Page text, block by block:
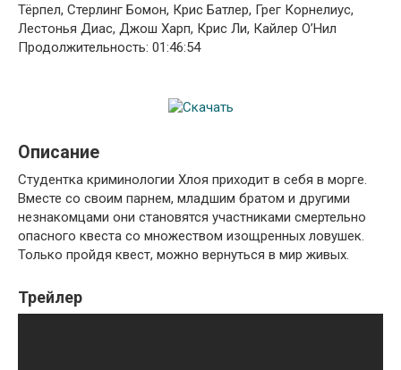
Тёрпел, Стерлинг Бомон, Крис Батлер, Грег Корнелиус,
Лестонья Диас, Джош Харп, Крис Ли, Кайлер О’Нил
Продолжительность: 01:46:54
Описание
Студентка криминологии Хлоя приходит в себя в морге.
Вместе со своим парнем, младшим братом и другими
незнакомцами они становятся участниками смертельно
опасного квеста со множеством изощренных ловушек.
Только пройдя квест, можно вернуться в мир живых.
Трейлер